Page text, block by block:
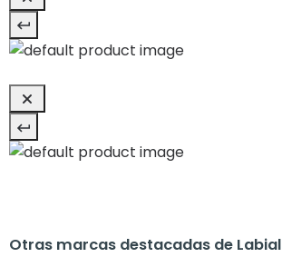
Otras marcas destacadas de Labial